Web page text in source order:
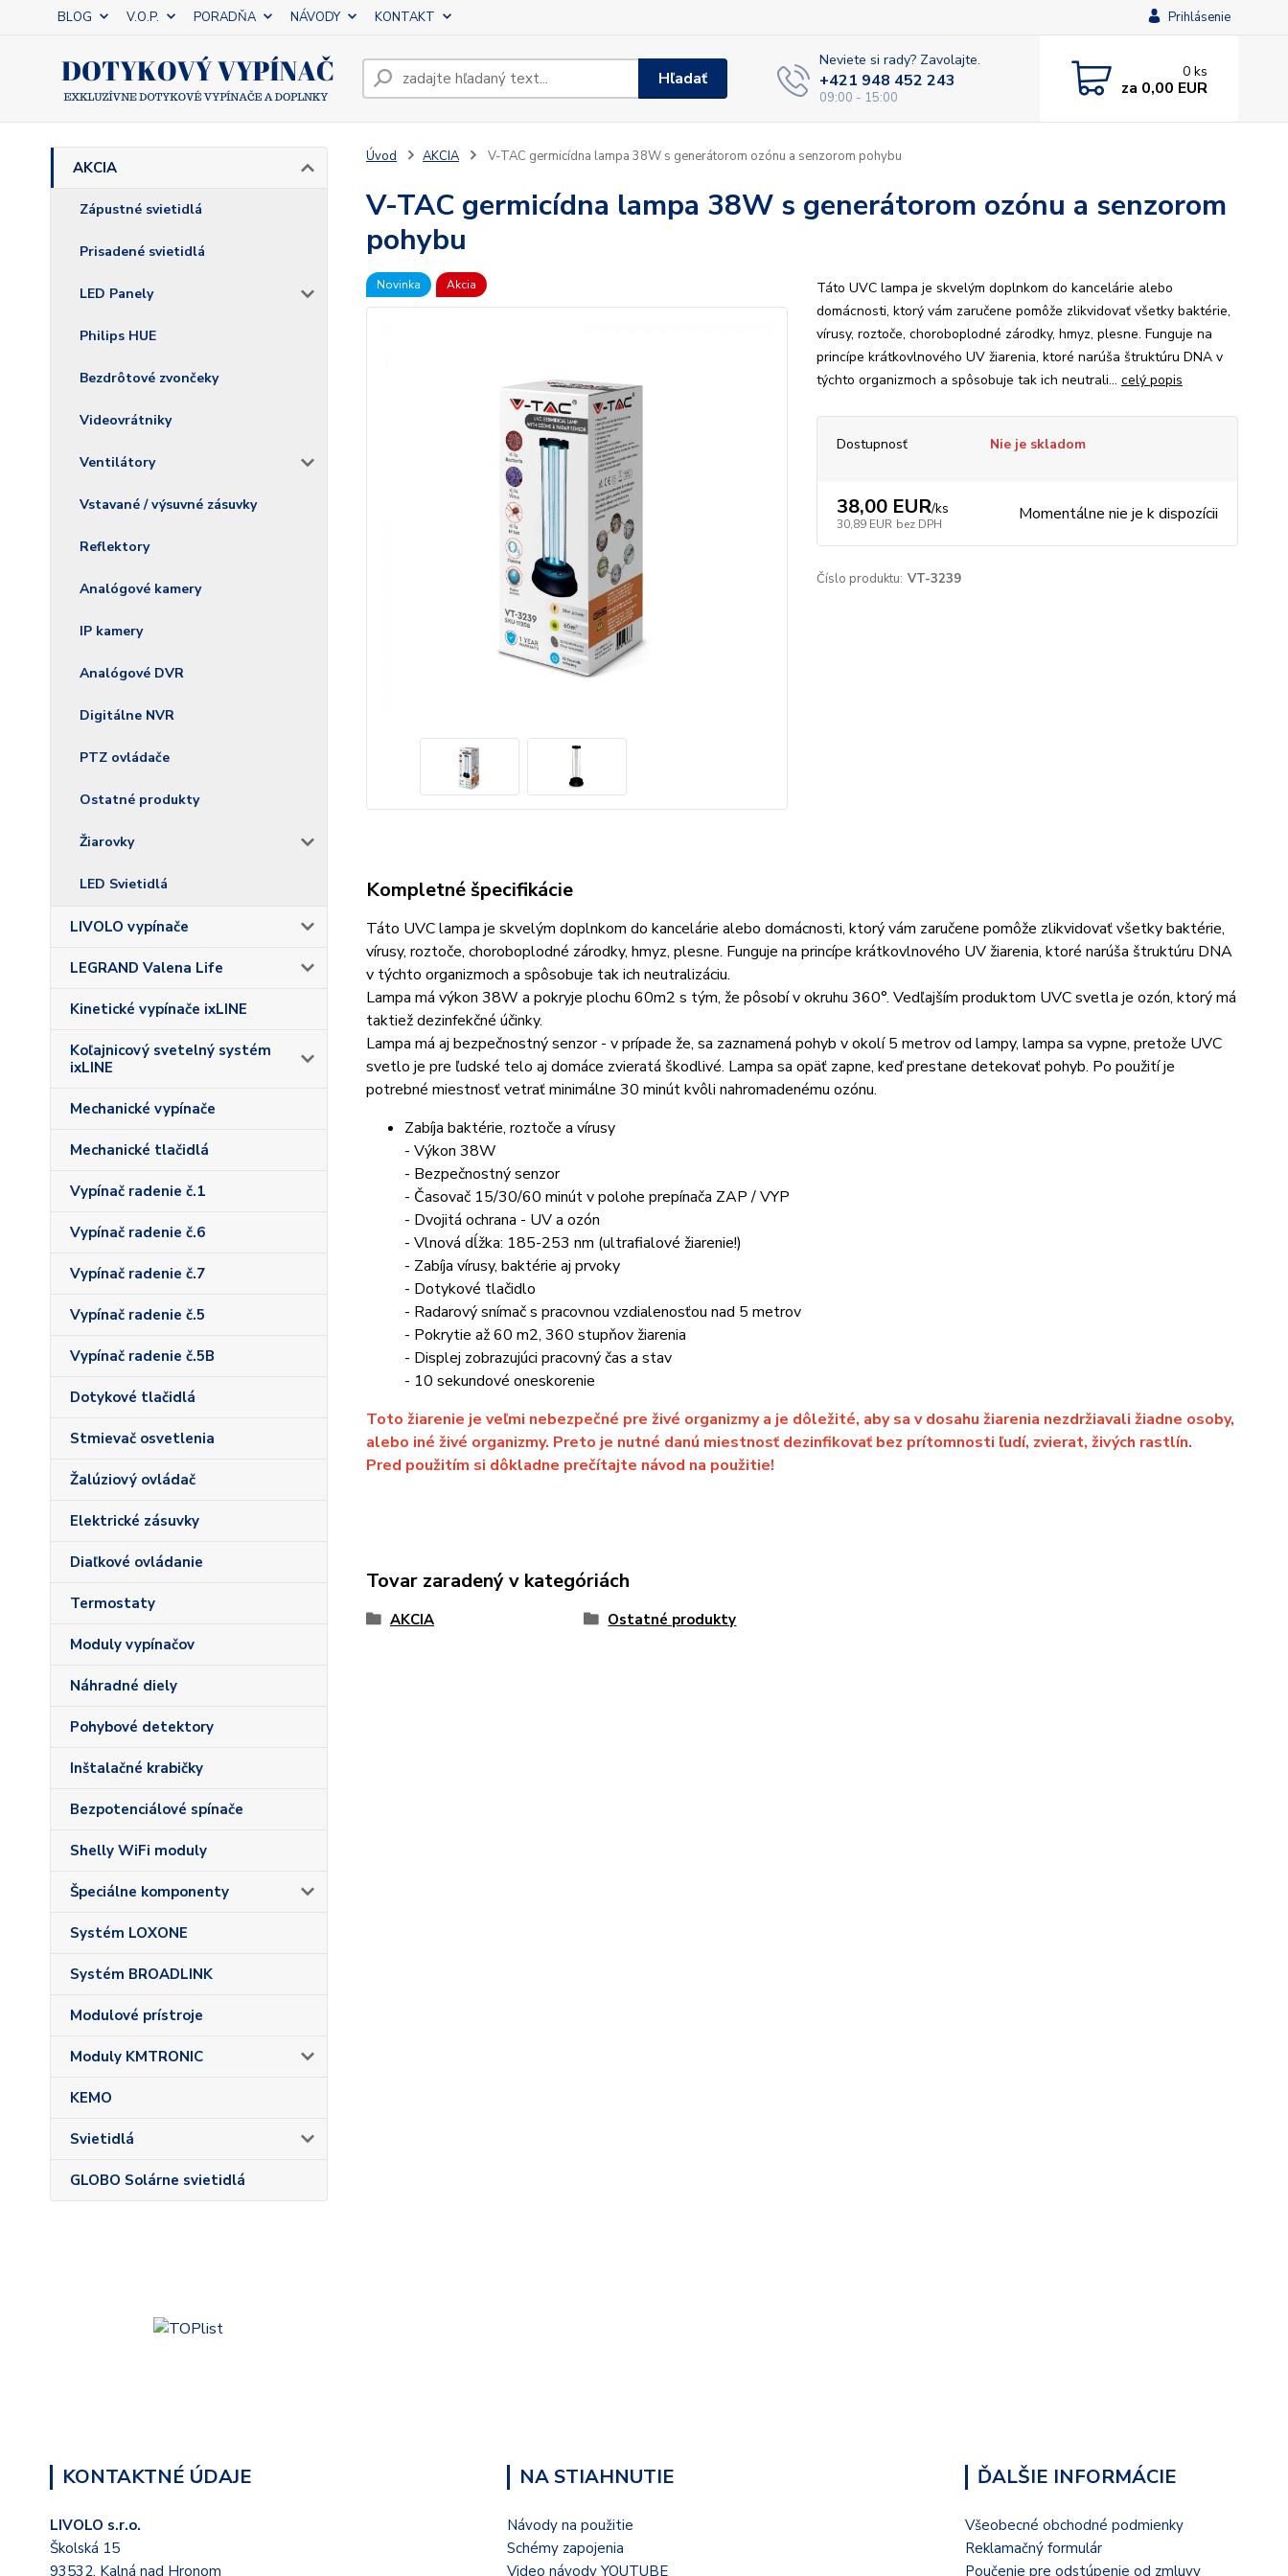
BLOG V.O.P. PORADŇA NÁVODY KONTAKT Prihlásenie
Hľadať
Neviete si rady? Zavolajte.
+421 948 452 243
09:00 - 15:00
0 ks
za 0,00 EUR
AKCIA
Zápustné svietidlá
Prisadené svietidlá
LED Panely
Philips HUE
Bezdrôtové zvončeky
Videovrátniky
Ventilátory
Vstavané / výsuvné zásuvky
Reflektory
Analógové kamery
IP kamery
Analógové DVR
Digitálne NVR
PTZ ovládače
Ostatné produkty
Žiarovky
LED Svietidlá
LIVOLO vypínače
LEGRAND Valena Life
Kinetické vypínače ixLINE
Koľajnicový svetelný systém
ixLINE
Mechanické vypínače
Mechanické tlačidlá
Vypínač radenie č.1
Vypínač radenie č.6
Vypínač radenie č.7
Vypínač radenie č.5
Vypínač radenie č.5B
Dotykové tlačidlá
Stmievač osvetlenia
Žalúziový ovládač
Elektrické zásuvky
Diaľkové ovládanie
Termostaty
Moduly vypínačov
Náhradné diely
Pohybové detektory
Inštalačné krabičky
Bezpotenciálové spínače
Shelly WiFi moduly
Špeciálne komponenty
Systém LOXONE
Systém BROADLINK
Modulové prístroje
Moduly KMTRONIC
KEMO
Svietidlá
GLOBO Solárne svietidlá
Úvod AKCIA V-TAC germicídna lampa 38W s generátorom ozónu a senzorom pohybu
V-TAC germicídna lampa 38W s generátorom ozónu a senzorom
pohybu
Novinka Akcia
Táto UVC lampa je skvelým doplnkom do kancelárie alebo
domácnosti, ktorý vám zaručene pomôže zlikvidovať všetky baktérie,
vírusy, roztoče, choroboplodné zárodky, hmyz, plesne. Funguje na
princípe krátkovlnového UV žiarenia, ktoré narúša štruktúru DNA v
týchto organizmoch a spôsobuje tak ich neutrali... celý popis
Dostupnosť Nie je skladom
38,00 EUR/ks
30,89 EUR bez DPH Momentálne nie je k dispozícii
Číslo produktu: VT-3239
Kompletné špecifikácie
Táto UVC lampa je skvelým doplnkom do kancelárie alebo domácnosti, ktorý vám zaručene pomôže zlikvidovať všetky baktérie,
vírusy, roztoče, choroboplodné zárodky, hmyz, plesne. Funguje na princípe krátkovlnového UV žiarenia, ktoré narúša štruktúru DNA
v týchto organizmoch a spôsobuje tak ich neutralizáciu.
Lampa má výkon 38W a pokryje plochu 60m2 s tým, že pôsobí v okruhu 360°. Vedľajším produktom UVC svetla je ozón, ktorý má
taktiež dezinfekčné účinky.
Lampa má aj bezpečnostný senzor - v prípade že, sa zaznamená pohyb v okolí 5 metrov od lampy, lampa sa vypne, pretože UVC
svetlo je pre ľudské telo aj domáce zvieratá škodlivé. Lampa sa opäť zapne, keď prestane detekovať pohyb. Po použití je
potrebné miestnosť vetrať minimálne 30 minút kvôli nahromadenému ozónu.
Zabíja baktérie, roztoče a vírusy
- Výkon 38W
- Bezpečnostný senzor
- Časovač 15/30/60 minút v polohe prepínača ZAP / VYP
- Dvojitá ochrana - UV a ozón
- Vlnová dĺžka: 185-253 nm (ultrafialové žiarenie!)
- Zabíja vírusy, baktérie aj prvoky
- Dotykové tlačidlo
- Radarový snímač s pracovnou vzdialenosťou nad 5 metrov
- Pokrytie až 60 m2, 360 stupňov žiarenia
- Displej zobrazujúci pracovný čas a stav
- 10 sekundové oneskorenie
Toto žiarenie je veľmi nebezpečné pre živé organizmy a je dôležité, aby sa v dosahu žiarenia nezdržiavali žiadne osoby,
alebo iné živé organizmy. Preto je nutné danú miestnosť dezinfikovať bez prítomnosti ľudí, zvierat, živých rastlín.
Pred použitím si dôkladne prečítajte návod na použitie!
Tovar zaradený v kategóriách
AKCIA Ostatné produkty
KONTAKTNÉ ÚDAJE
LIVOLO s.r.o.
Školská 15
93532, Kalná nad Hronom
NA STIAHNUTIE
Návody na použitie
Schémy zapojenia
Video návody YOUTUBE
ĎALŠIE INFORMÁCIE
Všeobecné obchodné podmienky
Reklamačný formulár
Poučenie pre odstúpenie od zmluvy